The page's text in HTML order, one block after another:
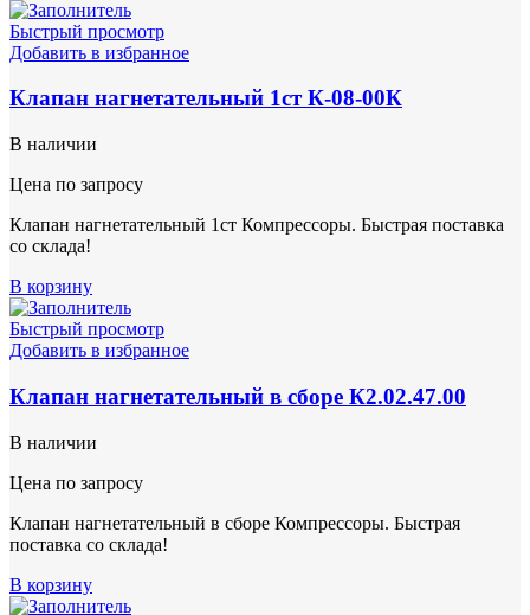
Быстрый просмотр
Добавить в избранное
Клапан нагнетательный 1ст К-08-00К
В наличии
Цена по запросу
Клапан нагнетательный 1ст Компрессоры. Быстрая поставка
со склада!
В корзину
Быстрый просмотр
Добавить в избранное
Клапан нагнетательный в сборе К2.02.47.00
В наличии
Цена по запросу
Клапан нагнетательный в сборе Компрессоры. Быстрая
поставка со склада!
В корзину